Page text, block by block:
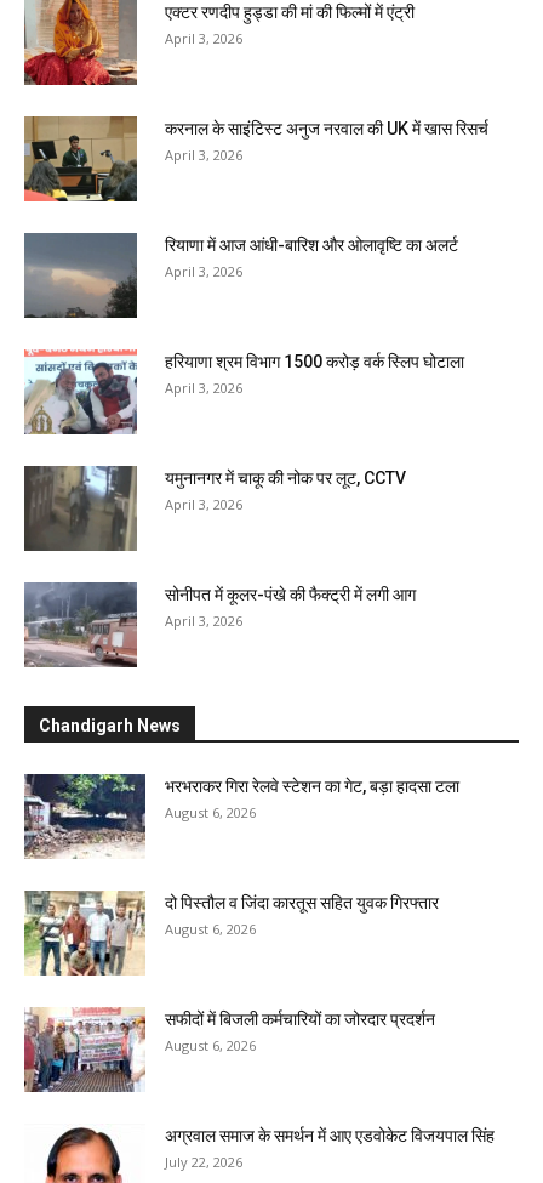
एक्टर रणदीप हुड्डा की मां की फिल्मों में एंट्री
April 3, 2026
करनाल के साइंटिस्ट अनुज नरवाल की UK में खास रिसर्च
April 3, 2026
रियाणा में आज आंधी-बारिश और ओलावृष्टि का अलर्ट
April 3, 2026
हरियाणा श्रम विभाग 1500 करोड़ वर्क स्लिप घोटाला
April 3, 2026
यमुनानगर में चाकू की नोक पर लूट, CCTV
April 3, 2026
सोनीपत में कूलर-पंखे की फैक्ट्री में लगी आग
April 3, 2026
Chandigarh News
भरभराकर गिरा रेलवे स्टेशन का गेट, बड़ा हादसा टला
August 6, 2026
दो पिस्तौल व जिंदा कारतूस सहित युवक गिरफ्तार
August 6, 2026
सफीदों में बिजली कर्मचारियों का जोरदार प्रदर्शन
August 6, 2026
अग्रवाल समाज के समर्थन में आए एडवोकेट विजयपाल सिंह
July 22, 2026